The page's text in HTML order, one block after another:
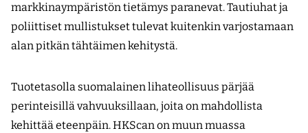
markkinaympä­ristön tietämys paranevat. Tautiuhat ja
poliittiset mullistukset tulevat kuitenkin varjostamaan
alan pitkän tähtäimen kehitystä.
Tuotetasolla suomalainen lihateollisuus pärjää
perinteisillä vahvuuksillaan, joita on mahdollista
kehittää eteenpäin. HKScan on muun muassa